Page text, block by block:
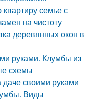
квартиру семье с
на чистоту
деревянных окон в
руками. Клумбы из
схемы
даче своими руками
Виды